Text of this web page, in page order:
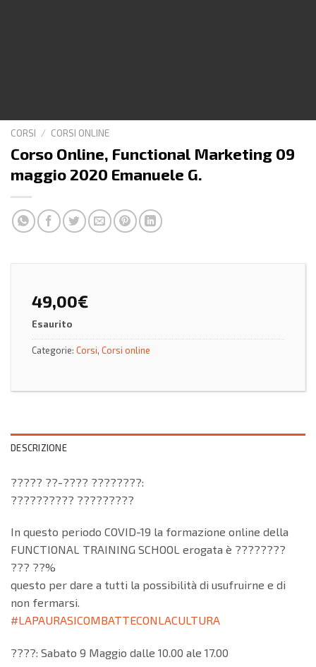
CORSI / CORSI ONLINE
Corso Online, Functional Marketing 09
maggio 2020 Emanuele G.
49,00€
Esaurito
Categorie: Corsi, Corsi online
DESCRIZIONE
????? ??-???? ????????:
?????????? ?????????
In questo periodo COVID-19 la formazione online della
FUNCTIONAL TRAINING SCHOOL erogata è ????????
??? ??%
questo per dare a tutti la possibilità di usufruirne e di
non fermarsi.
#LAPAURASICOMBATTECONLACULTURA
????: Sabato 9 Maggio dalle 10.00 ale 17.00